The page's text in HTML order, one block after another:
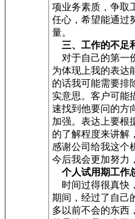
项业务素质，争取
任心，希望能通过
量。
三、工作的不足
对于自己的第一
为体现上我的表达
的话我可能需要排
实意思。客户可能
速找到他要问的方
加强。表达上要根
的了解程度来讲解
感谢公司给我这个
今后我会更加努力
个人试用期工作
时间过得很真快
期间，经过了自己
多以前不会的东西